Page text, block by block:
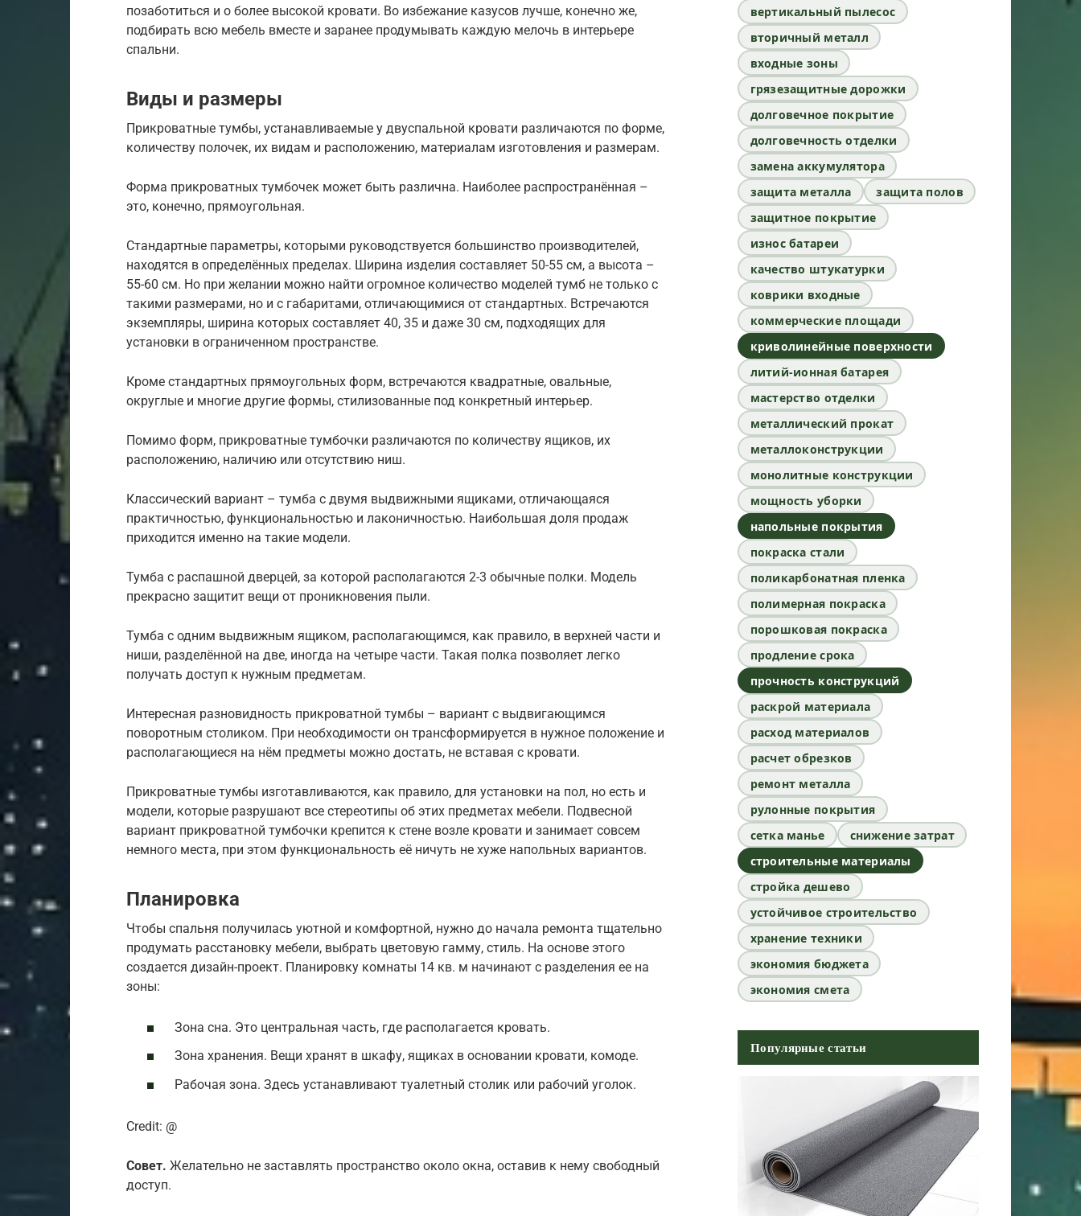
позаботиться и о более высокой кровати. Во избежание казусов лучше, конечно же,
подбирать всю мебель вместе и заранее продумывать каждую мелочь в интерьере
спальни.
Виды и размеры
Прикроватные тумбы, устанавливаемые у двуспальной кровати различаются по форме,
количеству полочек, их видам и расположению, материалам изготовления и размерам.
Форма прикроватных тумбочек может быть различна. Наиболее распространённая –
это, конечно, прямоугольная.
Стандартные параметры, которыми руководствуется большинство производителей,
находятся в определённых пределах. Ширина изделия составляет 50-55 см, а высота –
55-60 см. Но при желании можно найти огромное количество моделей тумб не только с
такими размерами, но и с габаритами, отличающимися от стандартных. Встречаются
экземпляры, ширина которых составляет 40, 35 и даже 30 см, подходящих для
установки в ограниченном пространстве.
Кроме стандартных прямоугольных форм, встречаются квадратные, овальные,
округлые и многие другие формы, стилизованные под конкретный интерьер.
Помимо форм, прикроватные тумбочки различаются по количеству ящиков, их
расположению, наличию или отсутствию ниш.
Классический вариант – тумба с двумя выдвижными ящиками, отличающаяся
практичностью, функциональностью и лаконичностью. Наибольшая доля продаж
приходится именно на такие модели.
Тумба с распашной дверцей, за которой располагаются 2-3 обычные полки. Модель
прекрасно защитит вещи от проникновения пыли.
Тумба с одним выдвижным ящиком, располагающимся, как правило, в верхней части и
ниши, разделённой на две, иногда на четыре части. Такая полка позволяет легко
получать доступ к нужным предметам.
Интересная разновидность прикроватной тумбы – вариант с выдвигающимся
поворотным столиком. При необходимости он трансформируется в нужное положение и
располагающиеся на нём предметы можно достать, не вставая с кровати.
Прикроватные тумбы изготавливаются, как правило, для установки на пол, но есть и
модели, которые разрушают все стереотипы об этих предметах мебели. Подвесной
вариант прикроватной тумбочки крепится к стене возле кровати и занимает совсем
немного места, при этом функциональность её ничуть не хуже напольных вариантов.
Планировка
Чтобы спальня получилась уютной и комфортной, нужно до начала ремонта тщательно
продумать расстановку мебели, выбрать цветовую гамму, стиль. На основе этого
создается дизайн-проект. Планировку комнаты 14 кв. м начинают с разделения ее на
зоны:
Зона сна. Это центральная часть, где располагается кровать.
Зона хранения. Вещи хранят в шкафу, ящиках в основании кровати, комоде.
Рабочая зона. Здесь устанавливают туалетный столик или рабочий уголок.
Credit: @
Совет. Желательно не заставлять пространство около окна, оставив к нему свободный
доступ.
вертикальный пылесос
вторичный металл
входные зоны
грязезащитные дорожки
долговечное покрытие
долговечность отделки
замена аккумулятора
защита металла
защита полов
защитное покрытие
износ батареи
качество штукатурки
коврики входные
коммерческие площади
криволинейные поверхности
литий-ионная батарея
мастерство отделки
металлический прокат
металлоконструкции
монолитные конструкции
мощность уборки
напольные покрытия
покраска стали
поликарбонатная пленка
полимерная покраска
порошковая покраска
продление срока
прочность конструкций
раскрой материала
расход материалов
расчет обрезков
ремонт металла
рулонные покрытия
сетка манье
снижение затрат
строительные материалы
стройка дешево
устойчивое строительство
хранение техники
экономия бюджета
экономия смета
Популярные статьи